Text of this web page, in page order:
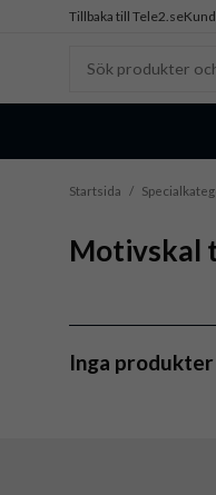
Tillbaka till Tele2.se
Startsida /
Motivskal
Inga